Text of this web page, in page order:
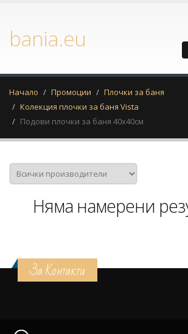
bania.eu
Начало Промоции
Плочки за баня
Колекция плочки за баня Vista
Подови плочки за баня 40х40см
Няма намерени
За Контакти